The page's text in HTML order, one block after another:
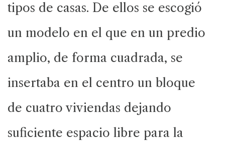
tipos de casas. De ellos se escogió
un modelo en el que en un predio
amplio, de forma cuadrada, se
insertaba en el centro un bloque
de cuatro viviendas dejando
suficiente espacio libre para la